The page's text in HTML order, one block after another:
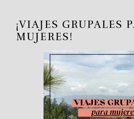
¡VIAJES GRUPALES
MUJERES!